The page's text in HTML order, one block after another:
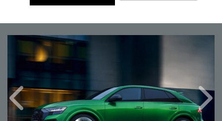
Anterior